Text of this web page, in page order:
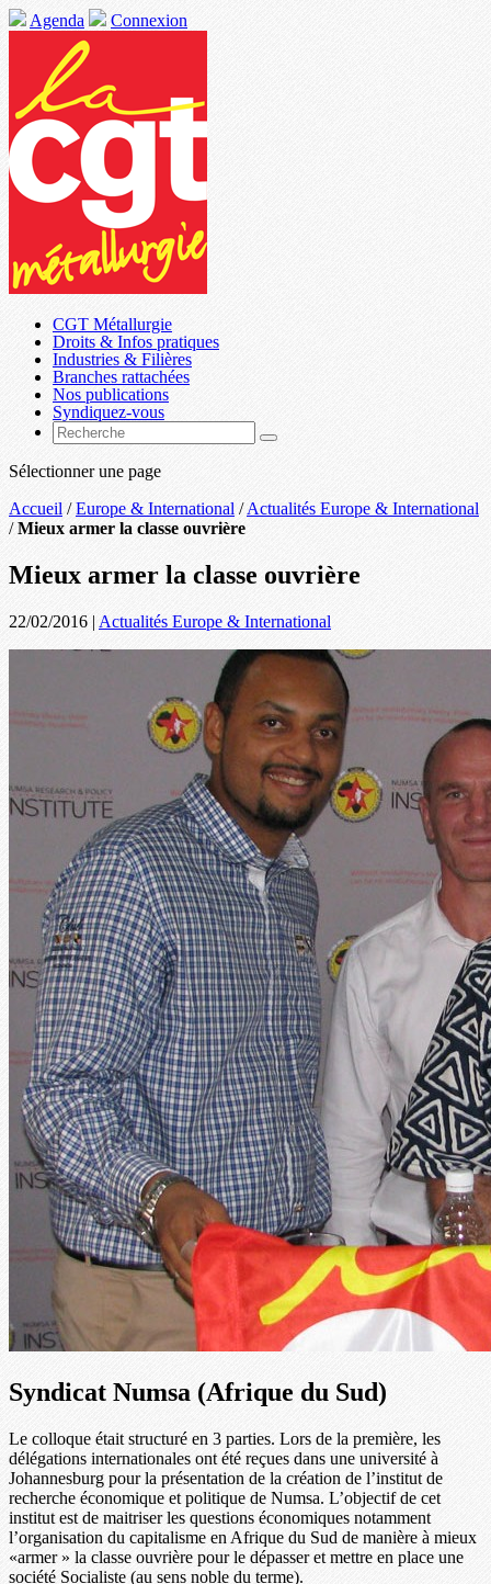
Agenda Connexion
CGT Métallurgie
Droits & Infos pratiques
Industries & Filières
Branches rattachées
Nos publications
Syndiquez-vous
Sélectionner une page
Accueil /Europe & International /Actualités Europe & International
/Mieux armer la classe ouvrière
Mieux armer la classe ouvrière
22/02/2016 | Actualités Europe & International
Syndicat Numsa (Afrique du Sud)
Le colloque était structuré en 3 parties. Lors de la première, les
délégations internationales ont été reçues dans une université à
Johannesburg pour la présentation de la création de l’institut de
recherche économique et politique de Numsa. L’objectif de cet
institut est de maitriser les questions économiques notamment
l’organisation du capitalisme en Afrique du Sud de manière à mieux
«armer » la classe ouvrière pour le dépasser et mettre en place une
société Socialiste (au sens noble du terme).